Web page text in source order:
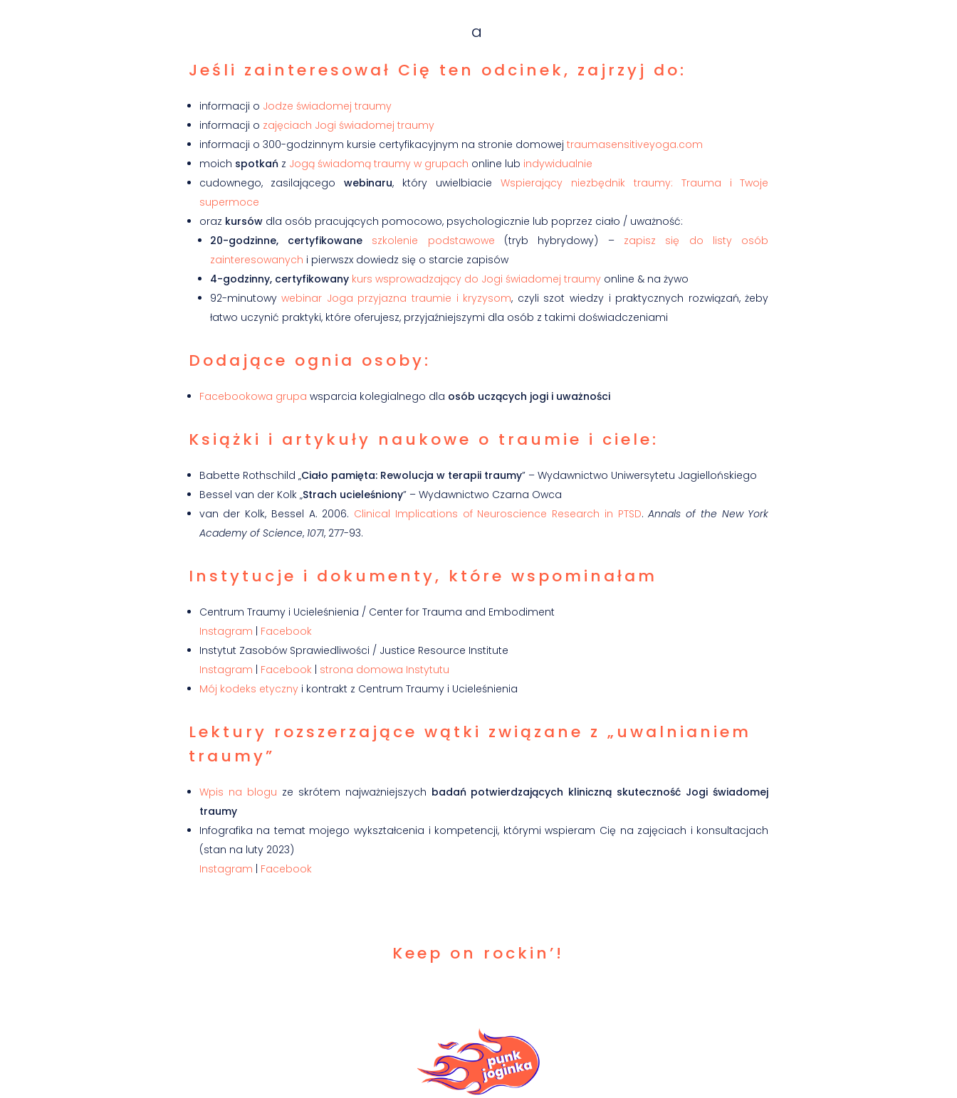
a
Jeśli zainteresował Cię ten odcinek, zajrzyj do:
informacji o Jodze świadomej traumy
informacji o zajęciach Jogi świadomej traumy
informacji o 300-godzinnym kursie certyfikacyjnym na stronie domowej traumasensitiveyoga.com
moich spotkańz Jogą świadomą traumy w grupach online lub indywidualnie
cudownego, zasilającegowebinaru, który uwielbiacie Wspierający niezbędnik traumy: Trauma i Twoje
supermoce
oraz kursówdla osób pracujących pomocowo, psychologicznie lub poprzez ciało / uważność:
20-godzinne, certyfikowane
szkolenie podstawowe (tryb hybrydowy) – zapisz się do listy osób
zainteresowanych i pierwszx dowiedz się o starcie zapisów
4-godzinny, certyfikowany kurs wsprowadzający do Jogi świadomej traumyonline & na żywo
92-minutowywebinar Joga przyjazna traumie i kryzysom, czyli szot wiedzy i praktycznych rozwiązań, żeby
łatwo uczynić praktyki, które oferujesz, przyjaźniejszymi dla osób z takimi doświadczeniami
Dodające ognia osoby:
Facebookowa grupa wsparcia kolegialnego dla osób uczących jogi i uważności
Książki i artykuły naukowe o traumie i ciele:
Babette Rothschild „Ciało pamięta: Rewolucja w terapii traumy” – Wydawnictwo Uniwersytetu Jagiellońskiego
Bessel van der Kolk „Strach ucieleśniony” – Wydawnictwo Czarna Owca
van der Kolk, Bessel A. 2006. Clinical Implications of Neuroscience Research in PTSD.Annals of the New York
Academy of Science, 1071, 277-93.
Instytucje i dokumenty, które wspominałam
Centrum Traumy i Ucieleśnienia / Center for Trauma and Embodiment
Instagram
Facebook
Instytut Zasobów Sprawiedliwości / Justice Resource Institute
Instagram
Facebook
strona domowa Instytutu
Mój kodeks etycznyi kontrakt z Centrum Traumy i Ucieleśnienia
Lektury rozszerzające wątki związane z „uwalnianiem
traumy”
Wpis na blogu ze skrótem najważniejszych badań potwierdzających kliniczną skuteczność Jogi świadomej
traumy
Infografika na temat mojego wykształcenia i kompetencji, którymi wspieram Cię na zajęciach i konsultacjach
(stan na luty 2023)
Instagram
Facebook
Keep on rockin’!